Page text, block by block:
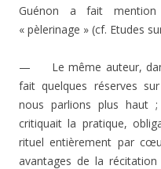
Guénon a fait
« pèlerinage » (cf. Etudes
— Le même auteur,
fait quelques réserves
nous parlions plus haut
critiquait la pratique,
rituel entièrement par
avantages de la